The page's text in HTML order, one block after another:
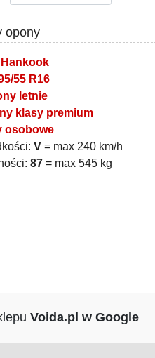
opony
Hankook
55 R16
letnie
klasy premium
osobowe
V = max 240 km/h
87 = max 545 kg
Voida.pl w Google